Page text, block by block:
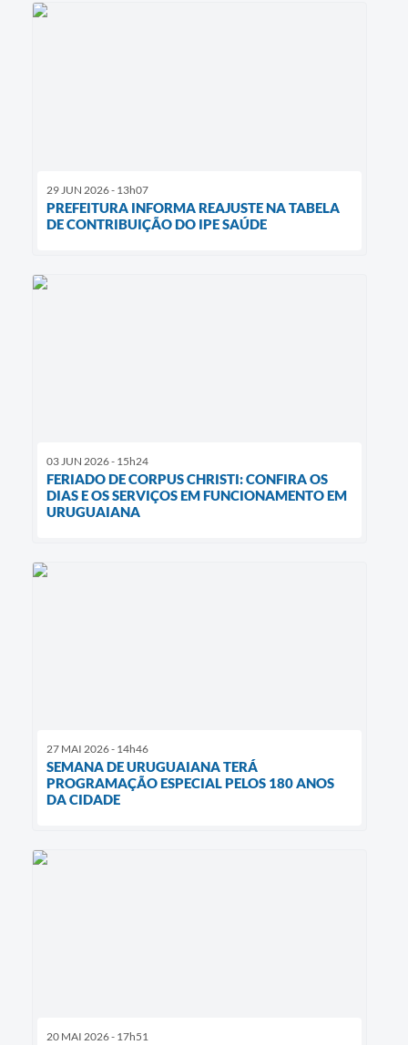
29 JUN 2026 - 13h07
PREFEITURA INFORMA REAJUSTE NA TABELA
DE CONTRIBUIÇÃO DO IPE SAÚDE
03 JUN 2026 - 15h24
FERIADO DE CORPUS CHRISTI: CONFIRA OS
DIAS E OS SERVIÇOS EM FUNCIONAMENTO EM
URUGUAIANA
27 MAI 2026 - 14h46
SEMANA DE URUGUAIANA TERÁ
PROGRAMAÇÃO ESPECIAL PELOS 180 ANOS
DA CIDADE
20 MAI 2026 - 17h51